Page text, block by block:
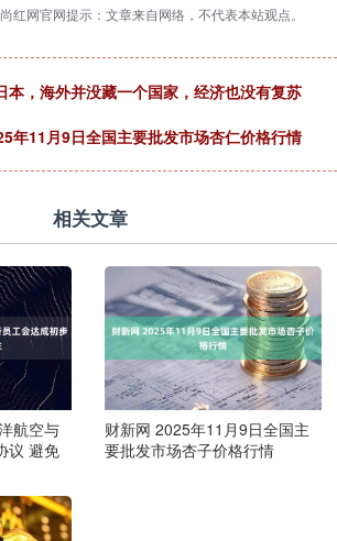
尚红网官网提示：文章来自网络，不代表本站观点。
本，海外并没藏一个国家，经济也没有复苏
年11月9日全国主要批发市场杏仁价格行情
相关文章
航空与
议 避免
财新网 2025年11月9日全国主
要批发市场杏子价格行情